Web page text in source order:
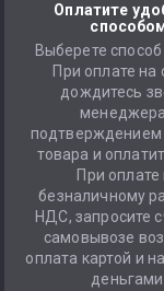
Оплатите
Выберете способ
При оплате на
дождитесь
подтверждением
товара и
При оплате
безналичному
НДС, запросите
самовывозе
оплата картой и
деньгами.